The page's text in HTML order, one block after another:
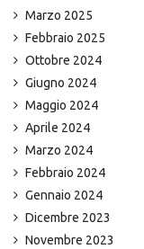
Marzo 2025
Febbraio 2025
Ottobre 2024
Giugno 2024
Maggio 2024
Aprile 2024
Marzo 2024
Febbraio 2024
Gennaio 2024
Dicembre 2023
Novembre 2023